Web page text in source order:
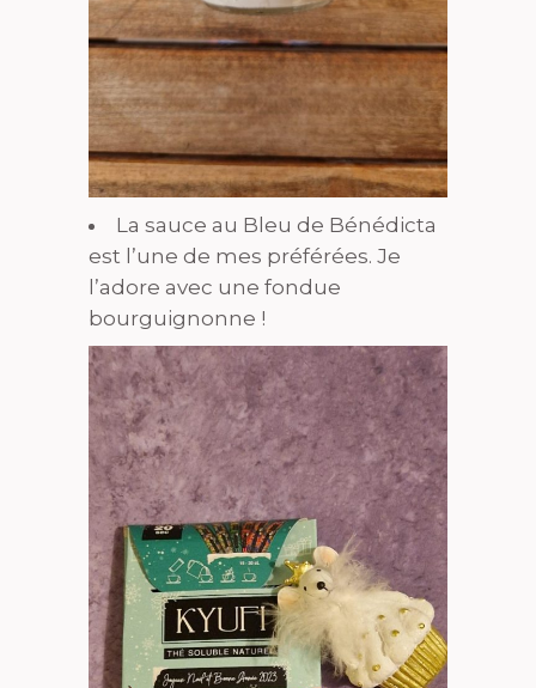
La sauce au Bleu de Bénédicta
est l’une de mes préférées. Je
l’adore avec une fondue
bourguignonne !